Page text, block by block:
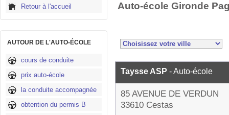
Retour à l'accueil
AUTOUR DE L'AUTO-ÉCOLE
cours de conduite
prix auto-école
la conduite accompagnée
obtention du permis B
Auto-école Gironde
Taysse ASP - Auto-école
85 AVENUE DE VERDUN
33610 Cestas